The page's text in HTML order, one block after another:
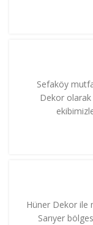
Sefaköy
Dekor
Hüner Dekor ile
Sarıyer